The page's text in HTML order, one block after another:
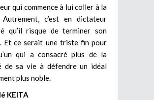
qui commence à lui coller à la
Autrement, c’est en dictateur
qu’il risque de terminer son
Et ce serait une triste fin pour
qui a consacré plus de la
de sa vie à défendre un idéal
plus noble.
KEITA